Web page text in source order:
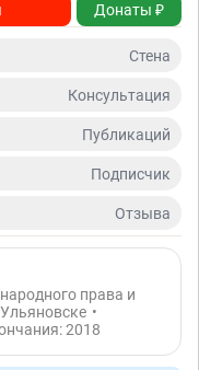
Донаты ₽
Стена
Консультация
Публикаций
Подписчик
Отзывa
права и
•
2018